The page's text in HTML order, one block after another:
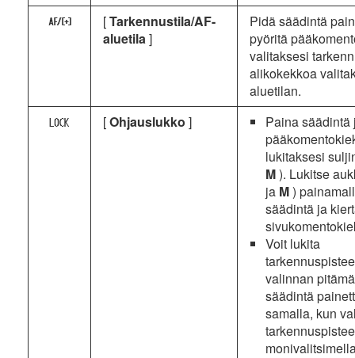
z [Tarkennustila/AF-
aluetila]
Pidä säädintä
pyöritä
valitaksesi
alikokekkoa
aluetilan.
a [Ohjauslukko ]
Paina säädintä
lukitaksesi
M). Lukitse
ja M)
säädintä ja
Voit lukita
valinnan
säädintä
samalla, kun